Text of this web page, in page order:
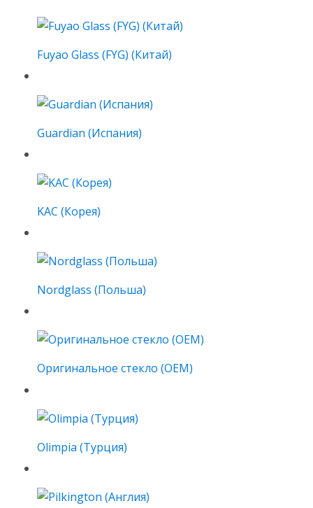
Fuyao Glass (FYG) (Китай)
Guardian (Испания)
KAC (Корея)
Nordglass (Польша)
Оригинальное стекло (OEM)
Olimpia (Турция)